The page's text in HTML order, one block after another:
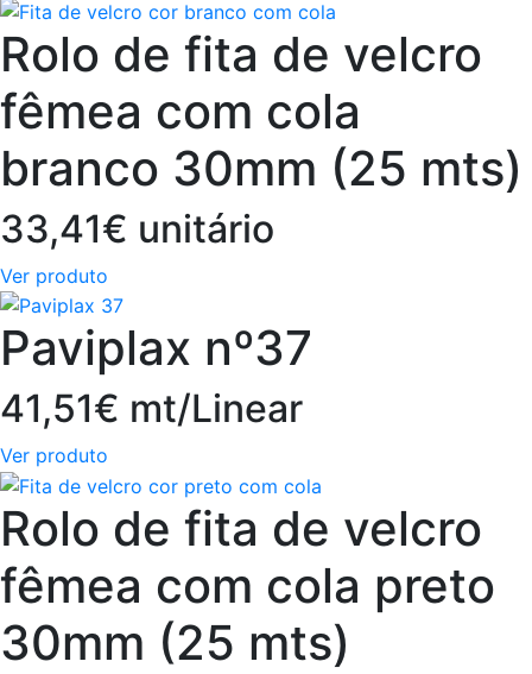
Rolo de fita de velcro
fêmea com cola
branco 30mm (25 mts)
33,41€ unitário
Ver produto
Paviplax nº37
41,51€ mt/Linear
Ver produto
Rolo de fita de velcro
fêmea com cola preto
30mm (25 mts)